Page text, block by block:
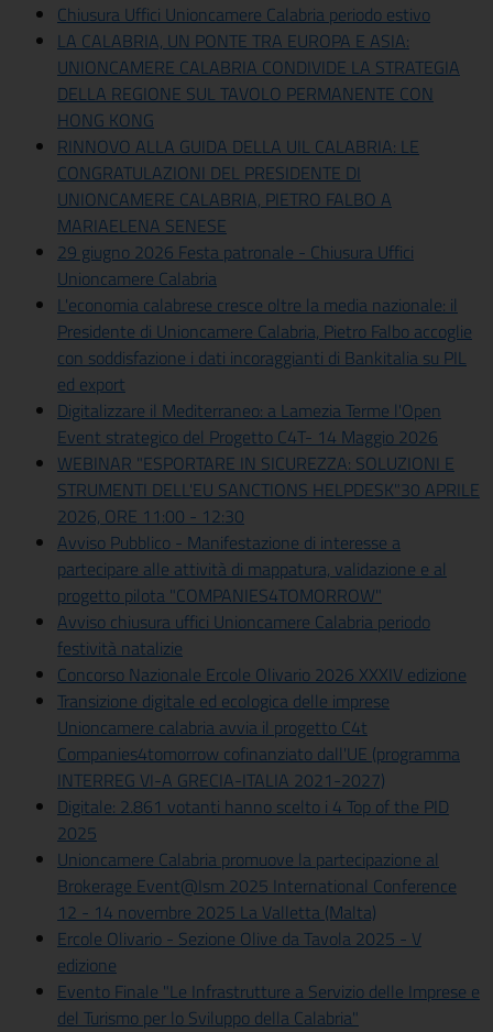
Chiusura Uffici Unioncamere Calabria periodo estivo
LA CALABRIA, UN PONTE TRA EUROPA E ASIA:
UNIONCAMERE CALABRIA CONDIVIDE LA STRATEGIA
DELLA REGIONE SUL TAVOLO PERMANENTE CON
HONG KONG
RINNOVO ALLA GUIDA DELLA UIL CALABRIA: LE
CONGRATULAZIONI DEL PRESIDENTE DI
UNIONCAMERE CALABRIA, PIETRO FALBO A
MARIAELENA SENESE
29 giugno 2026 Festa patronale - Chiusura Uffici
Unioncamere Calabria
L'economia calabrese cresce oltre la media nazionale: il
Presidente di Unioncamere Calabria, Pietro Falbo accoglie
con soddisfazione i dati incoraggianti di Bankitalia su PIL
ed export
Digitalizzare il Mediterraneo: a Lamezia Terme l'Open
Event strategico del Progetto C4T- 14 Maggio 2026
WEBINAR "ESPORTARE IN SICUREZZA: SOLUZIONI E
STRUMENTI DELL'EU SANCTIONS HELPDESK"30 APRILE
2026, ORE 11:00 - 12:30
Avviso Pubblico - Manifestazione di interesse a
partecipare alle attività di mappatura, validazione e al
progetto pilota "COMPANIES4TOMORROW"
Avviso chiusura uffici Unioncamere Calabria periodo
festività natalizie
Concorso Nazionale Ercole Olivario 2026 XXXIV edizione
Transizione digitale ed ecologica delle imprese
Unioncamere calabria avvia il progetto C4t
Companies4tomorrow cofinanziato dall'UE (programma
INTERREG VI-A GRECIA-ITALIA 2021-2027)
Digitale: 2.861 votanti hanno scelto i 4 Top of the PID
2025
Unioncamere Calabria promuove la partecipazione al
Brokerage Event@Ism 2025 International Conference
12 - 14 novembre 2025 La Valletta (Malta)
Ercole Olivario - Sezione Olive da Tavola 2025 - V
edizione
Evento Finale "Le Infrastrutture a Servizio delle Imprese e
del Turismo per lo Sviluppo della Calabria"